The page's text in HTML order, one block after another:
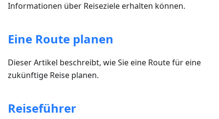
Informationen über Reiseziele erhalten können.
Eine Route planen
Dieser Artikel beschreibt, wie Sie eine Route für eine
zukünftige Reise planen.
Reiseführer